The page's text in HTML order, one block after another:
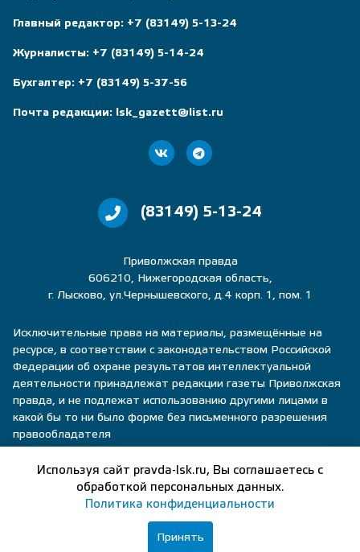
Главный редактор: +7 (83149) 5-13-24
Журналисты: +7 (83149) 5-14-24
Бухгалтер: +7 (83149) 5-37-56
Почта редакции: lsk_gazett@list.ru
(83149) 5-13-24
Приволжская правда
606210, Нижегородская область,
г. Лысково, ул.Чернышевского, д.4 корп. 1, пом. 1
Исключительные права на материалы, размещённые на
ресурсе, в соответствии с законодательством Российской
Федерации об охране результатов интеллектуальной
деятельности принадлежат редакции газеты Приволжская
правда, и не подлежат использованию другими лицами в
какой бы то ни было форме без письменного разрешения
правообладателя
Политика конфиденциальности
Пользовательское соглашение
Используя сайт pravda-lsk.ru, Вы соглашаетесь с
обработкой персональных данных.
Политика конфиденциальности
Принять